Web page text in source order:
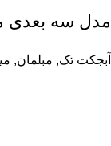
مدل سه بعدی میز
آبجکت تک, مبلمان,